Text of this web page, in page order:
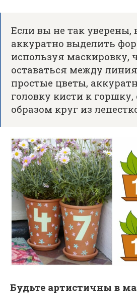
Если вы не так уверены,
аккуратно выделить
используя маскировку,
оставаться между
простые цветы,
головку кисти к горшку,
образом круг из
Будьте артистичны в